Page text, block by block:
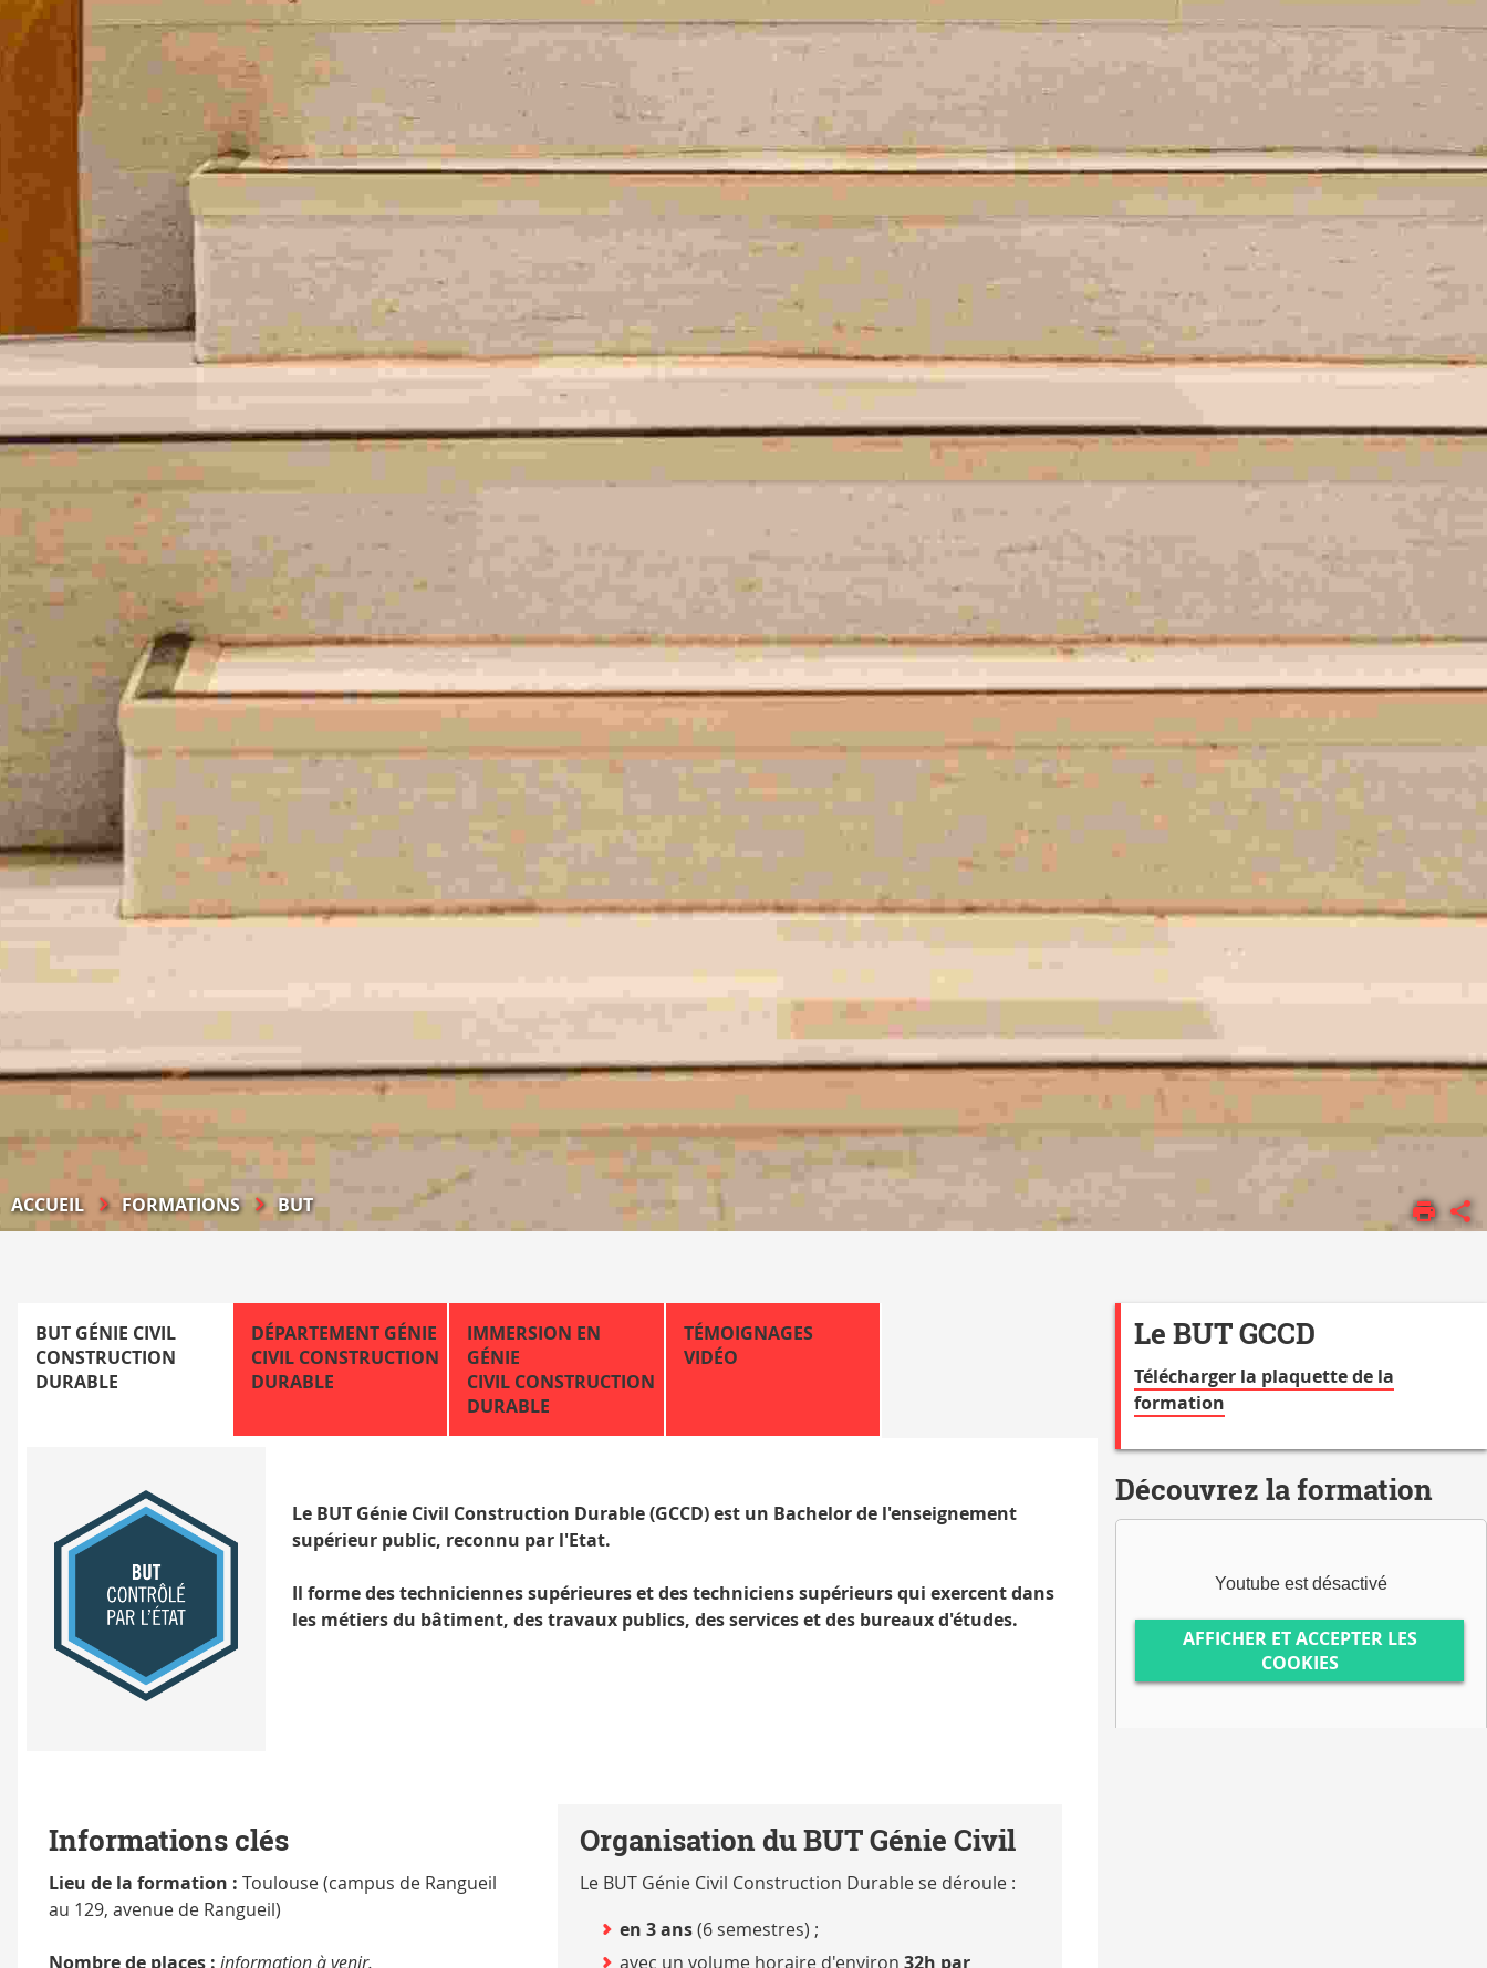
ACCUEIL FORMATIONS BUT
BUT GÉNIE CIVIL
CONSTRUCTION
DURABLE
DÉPARTEMENT GÉNIE
CIVIL CONSTRUCTION
DURABLE
IMMERSION EN
GÉNIE
CIVIL CONSTRUCTION
DURABLE
TÉMOIGNAGES
VIDÉO
l'État
Le BUT Génie Civil Construction Durable (GCCD)est un Bachelor de l'enseignement
supérieur public, reconnu par l'Etat.
Il forme des techniciennes supérieures et des techniciens supérieurs qui exercent dans
les métiers du bâtiment, des travaux publics, des services et des bureaux d'études.
Informations clés
Lieu de la formation : Toulouse (campus de Rangueil
au 129, avenue de Rangueil)
Nombre de places : information à venir.
Organisation du BUT Génie Civil
Le BUT Génie Civil Construction Durable se déroule :
en 3 ans(6 semestres) ;
avec un volume horaire d'environ 32h par
Le BUT GCCD
Télécharger la plaquette de la
formation
Découvrez la formation
Youtube est désactivé
AFFICHER ET ACCEPTER LES
COOKIES